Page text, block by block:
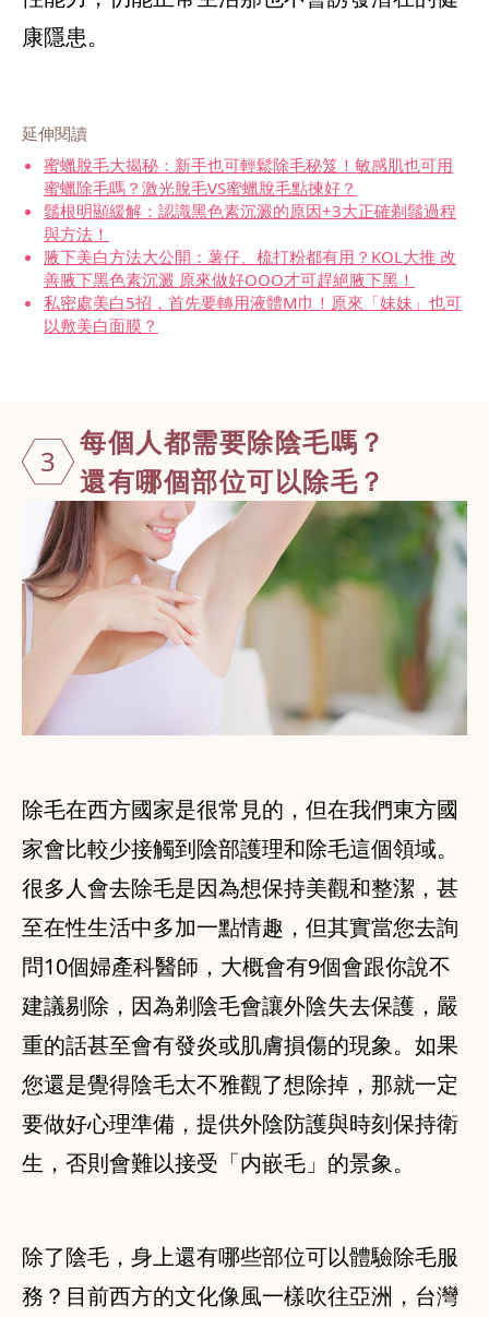
康隱患。
延伸閱讀
蜜蠟脫毛大揭秘：新手也可輕鬆除毛秘笈！敏感肌也可用
蜜蠟除毛嗎？激光脫毛VS蜜蠟脫毛點揀好？
鬚根明顯緩解：認識黑色素沉澱的原因+3大正確剃鬚過程
與方法！
腋下美白方法大公開：薯仔、梳打粉都有用？KOL大推 改
善腋下黑色素沉澱 原來做好OOO才可趕絕腋下黑！
私密處美白5招，首先要轉用液體M巾！原來「妹妹」也可
以敷美白面膜？
3
每個人都需要除陰毛嗎？
還有哪個部位可以除毛？
除毛在西方國家是很常見的，但在我們東方國
家會比較少接觸到陰部護理和除毛這個領域。
很多人會去除毛是因為想保持美觀和整潔，甚
至在性生活中多加一點情趣，但其實當您去詢
問10個婦產科醫師，大概會有9個會跟你說不
建議剔除，因為剃陰毛會讓外陰失去保護，嚴
重的話甚至會有發炎或肌膚損傷的現象。如果
您還是覺得陰毛太不雅觀了想除掉，那就一定
要做好心理準備，提供外陰防護與時刻保持衛
生，否則會難以接受「内嵌毛」的景象。
除了陰毛，身上還有哪些部位可以體驗除毛服
務？目前西方的文化像風一樣吹往亞洲，台灣